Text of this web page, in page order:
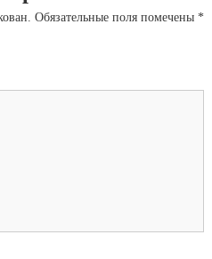
Обязательные поля помечены *